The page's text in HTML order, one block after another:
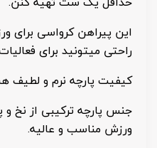
این پیراهن کرواسی
راحتی میتونید برای
کیفیت پارچه نرم و لطیف
جنس پارچه ترکیبی از نخ
ورزش مناسب و عالیه.